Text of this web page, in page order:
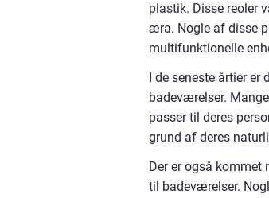
plastik. Disse reoler
æra. Nogle af disse
multifunktionelle
I de seneste årtier
badeværelser.
passer til deres
grund af deres
Der er også kommet
til badeværelser.